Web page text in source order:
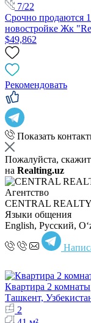
7/22
Срочно продаются
новостройке Жк
$49,862
Рекомендовать
Показать
Пожалуйста,
на Realting.uz
Агентство
CENTRAL REALTY
Языки общения
English, Русский,
Квартира 2 комнаты
Ташкент,
2